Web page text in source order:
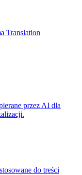
Translation
przez AI dla
do treści